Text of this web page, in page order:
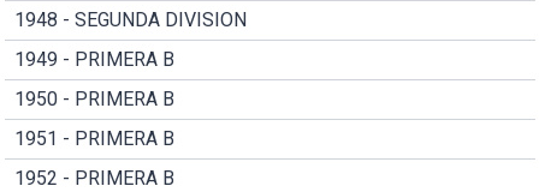
1948 - SEGUNDA DIVISION
1949 - PRIMERA B
1950 - PRIMERA B
1951 - PRIMERA B
1952 - PRIMERA B